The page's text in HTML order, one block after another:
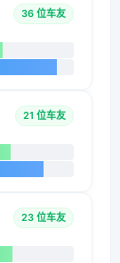
36 位车友
21 位车友
23 位车友